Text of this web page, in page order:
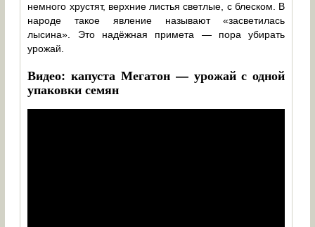
немного хрустят, верхние листья светлые, с блеском. В
народе такое явление называют «засветилась
лысина». Это надёжная примета — пора убирать
урожай.
Видео: капуста Мегатон — урожай с одной
упаковки семян